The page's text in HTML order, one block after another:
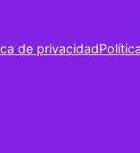
de privacidad